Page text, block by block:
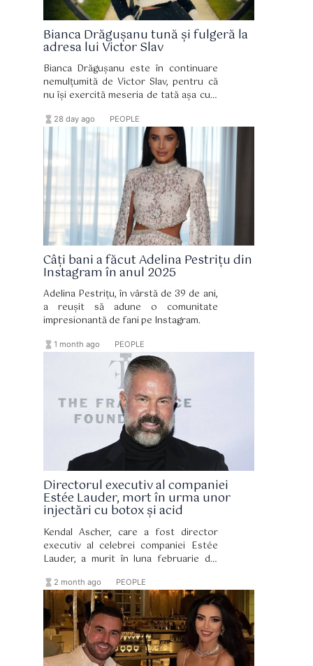
Bianca Drăgușanu tună și fulgeră la
adresa lui Victor Slav
Bianca Drăgușanu este în continuare
nemulțumită de Victor Slav, pentru că
nu își exercită meseria de tată așa cum
mama ei este cea care îi asigură tot
ceea ce are nevoie, mai ales din punct
de vedere financiar.
hourglass_full 28 day ago PEOPLE
Câți bani a făcut Adelina Pestrițu din
Instagram în anul 2025
Adelina Pestrițu, în vârstă de 39 de ani,
a reușit să adune o comunitate
impresionantă de fani pe Instagram.
hourglass_full 1 month ago PEOPLE
Directorul executiv al companiei
Estée Lauder, mort în urma unor
injectări cu botox și acid
Kendal Ascher, care a fost director
executiv al celebrei companiei Estée
Lauder, a murit în luna februarie din
acute provocate de o embolie
pulmonară cauzată de material străin
introdus în urma unor injecții cu fillere
cosmetice.
hourglass_full 2 month ago PEOPLE